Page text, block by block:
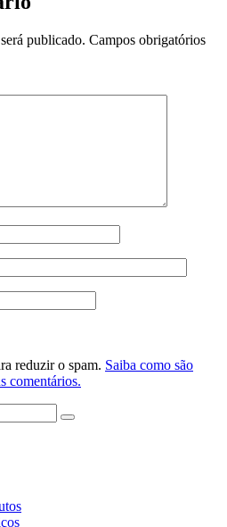
publicado. Campos obrigatórios
reduzir o spam. Saiba como são
comentários.